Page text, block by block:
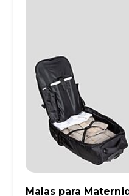
Malas para